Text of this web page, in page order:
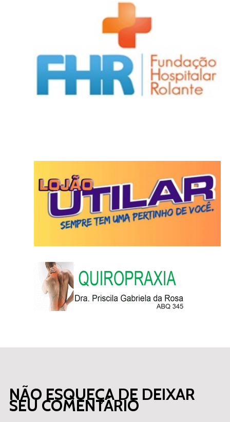
NÃO ESQUEÇA DE DEIXAR
SEU COMENTÁRIO